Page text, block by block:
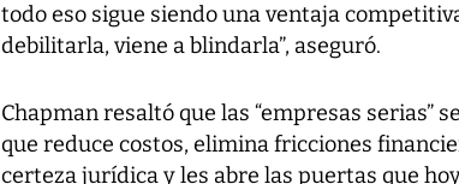
todo eso sigue siendo una ventaja
debilitarla, viene a blindarla”, aseguró.
Chapman resaltó que las “empresas serias”
que reduce costos, elimina fricciones
certeza jurídica y les abre las puertas que